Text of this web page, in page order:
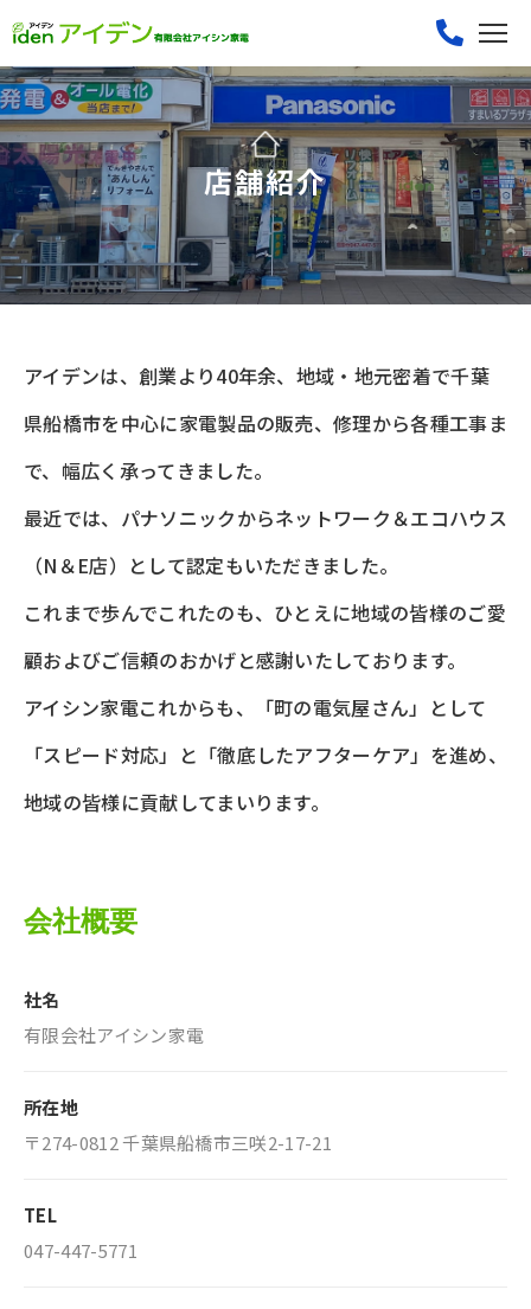
店舗紹介
アイデンは、創業より40年余、地域・地元密着で千葉
県船橋市を中心に家電製品の販売、修理から各種工事ま
で、幅広く承ってきました。
最近では、パナソニックからネットワーク＆エコハウス
（N＆E店）として認定もいただきました。
これまで歩んでこれたのも、ひとえに地域の皆様のご愛
顧およびご信頼のおかげと感謝いたしております。
アイシン家電これからも、「町の電気屋さん」として
「スピード対応」と「徹底したアフターケア」を進め、
地域の皆様に貢献してまいります。
会社概要
社名
有限会社アイシン家電
所在地
〒274-0812 千葉県船橋市三咲2-17-21
TEL
047-447-5771